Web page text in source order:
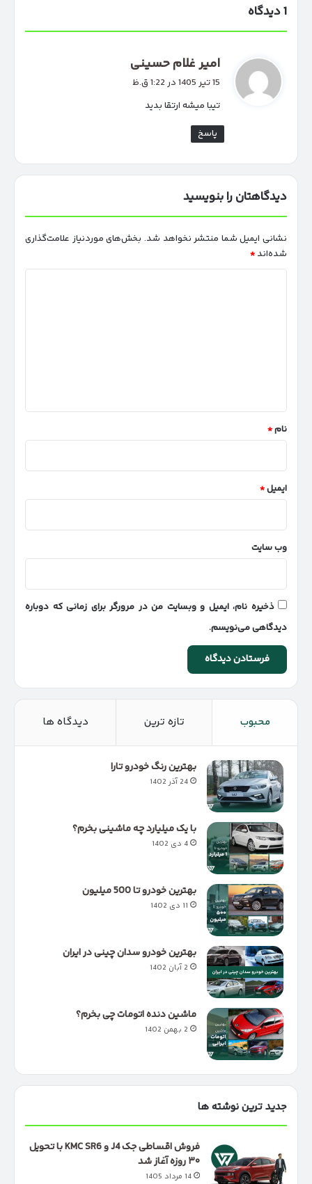
1 دیدگاه
امیر غلام حسینی
15 تیر 1405 در 1:22 ق.ظ
تیبا میشه ارتقا بدید
پاسخ
دیدگاهتان را بنویسید
نشانی ایمیل شما منتشر نخواهد شد. بخش‌های موردنیاز علامت‌گذاری
شده‌اند *
نام*
ایمیل*
وب‌ سایت
ذخیره نام، ایمیل و وبسایت من در مرورگر برای زمانی که دوباره
دیدگاهی می‌نویسم.
محبوب تازه ترین دیدگاه ها
بهترین رنگ خودرو تارا
24 آذر 1402
با یک میلیارد چه ماشینی بخرم؟
4 دی 1402
بهترین خودرو تا 500 میلیون
11 دی 1402
بهترین خودرو سدان چینی در ایران
2 آبان 1402
ماشین دنده اتومات چی بخرم؟
2 بهمن 1402
جدید ترین نوشته ها
فروش اقساطی جک J4 و KMC SR6 با تحویل
۳۰ روزه آغاز شد
14 مرداد 1405